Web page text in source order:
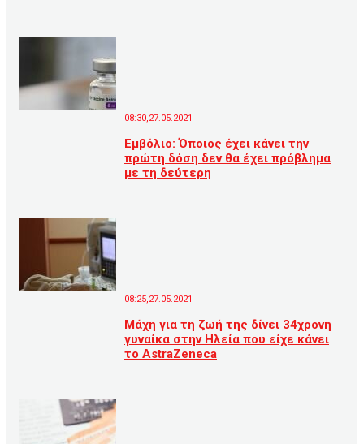
08:30,27.05.2021
Eμβόλιο: Όποιος έχει κάνει την
πρώτη δόση δεν θα έχει πρόβλημα
με τη δεύτερη
08:25,27.05.2021
Μάχη για τη ζωή της δίνει 34χρονη
γυναίκα στην Ηλεία που είχε κάνει
το AstraZeneca